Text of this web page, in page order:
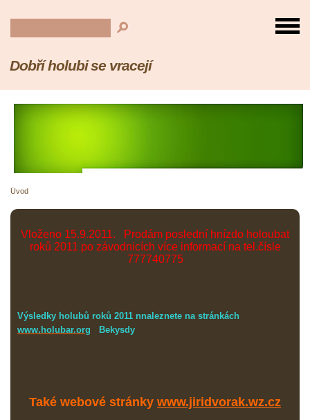
Dobří holubi se vracejí
Úvod
Vloženo 15.9.2011. Prodám poslední hnízdo holoubat
roků 2011 po závodnicích více informací na tel.čísle
777740775
Výsledky holubů roků 2011 nnaleznete na stránkách
www.holubar.org Bekysdy
Také webové stránky www.jiridvorak.wz.cz